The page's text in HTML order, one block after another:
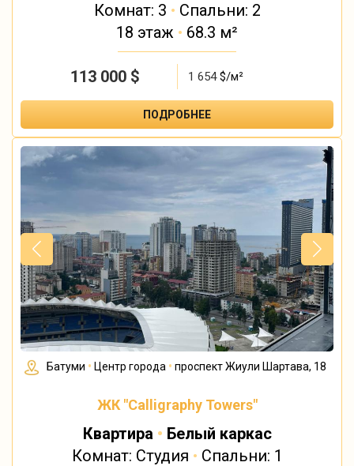
Комнат: 3 • Спальни: 2
18 этаж • 68.3 м²
113 000$ 1 654$/м²
ПОДРОБНЕЕ
Батуми • Центр города • проспект Жиули Шартава, 18
ЖК "Calligraphy Towers"
Квартира • Белый каркас
Комнат: Студия • Спальни: 1